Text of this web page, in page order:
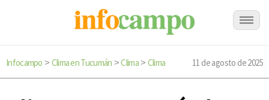
Infocampo > Clima en Tucumán >Clima> Clima 11 de agosto de 2025